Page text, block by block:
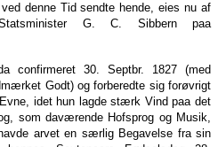
denne Tid sendte hende, eies nu af
Statsminister G. C. Sibbern paa
confirmeret 30. Septbr. 1827 (med
Godt) og forberedte sig forøvrigt
idet hun lagde stærk Vind paa det
som daværende Hofsprog og Musik,
arvet en særlig Begavelse fra sin